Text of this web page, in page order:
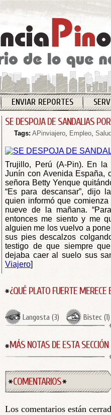
ENVIAR REPORTES
SE DESPOJA DE SANDALIAS
Tags: APinviajero, Empleo,
Trujillo, Perú (A-Pin). En
Junín con Avenida España,
señora Betty Yenque
“Es para descansar”, dijo
quien informó que
nueve de la mañana.
entonces me siento y me
alguien me los vuelvo a
sus pies descalzos
testigo de que siempre
dejaba caer al suelo sus
Viajero]
¿QUÉ PLATO FUERTE MERECE
Langosta (3) Bistec (1)
MÁS NOTAS DE ESTA SECCIÓN
COMENTARIOS
Los comentarios están